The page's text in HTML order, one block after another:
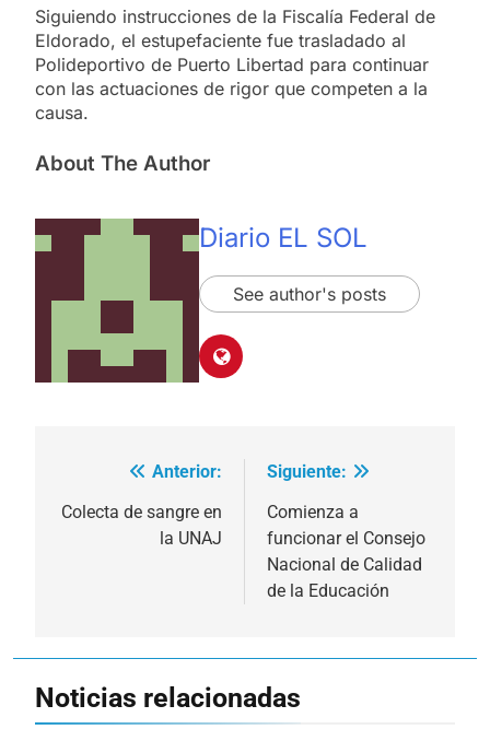
Siguiendo instrucciones de la Fiscalía Federal de
Eldorado, el estupefaciente fue trasladado al
Polideportivo de Puerto Libertad para continuar
con las actuaciones de rigor que competen a la
causa.
About The Author
Diario EL SOL
See author's posts
Navegación
de
Anterior:
Colecta de sangre en
la UNAJ
Siguiente:
Comienza a
funcionar el Consejo
Nacional de Calidad
de la Educación
Noticias relacionadas